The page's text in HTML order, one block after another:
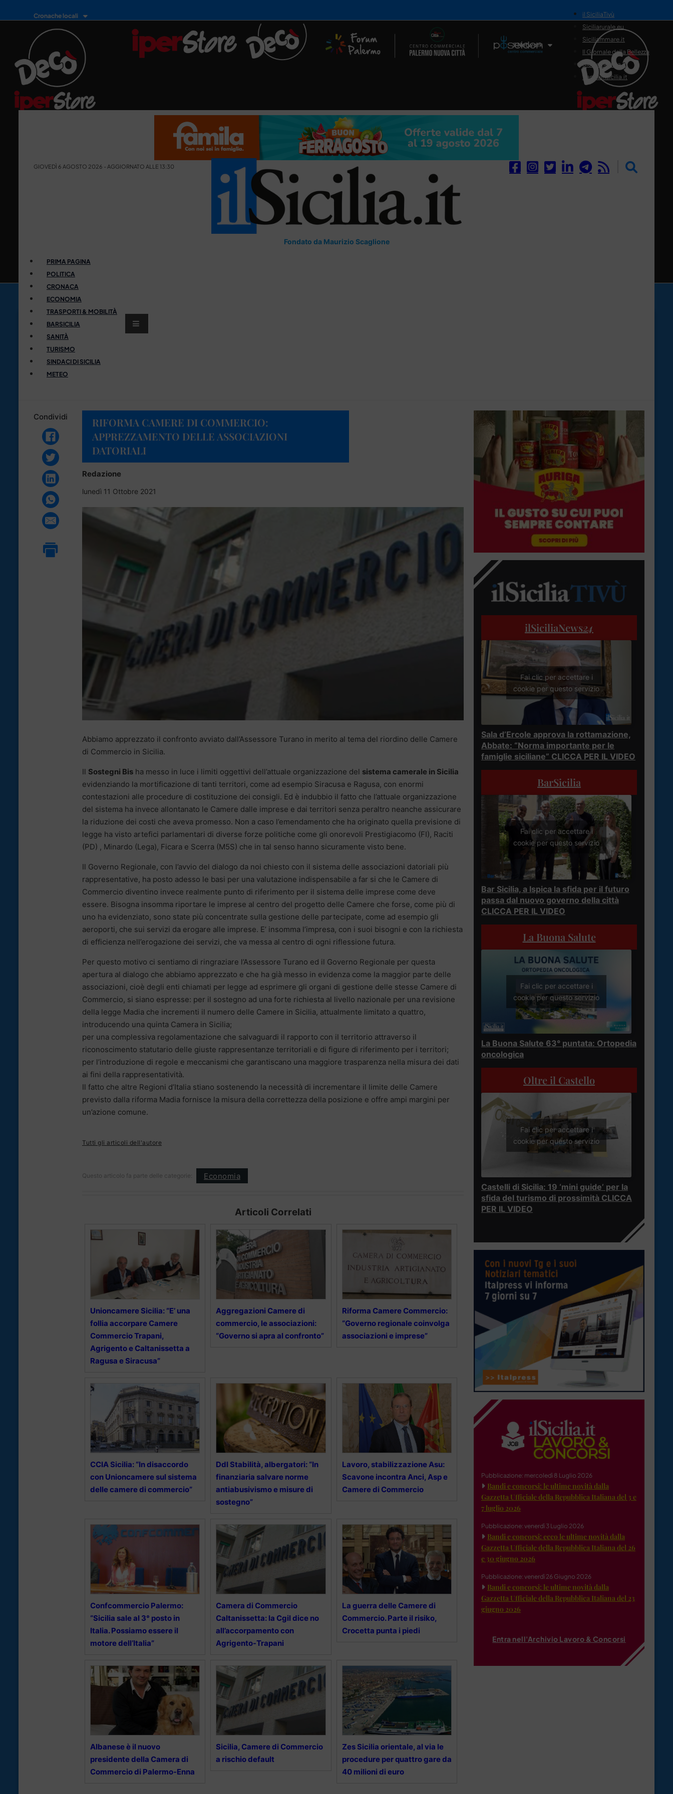
Cronache locali
Il Network
il SiciliaTivù
Siciliarurale.eu
Siciliammare.it
Il Giornale della Bellezza
Siciliamedica.it
Sanitainsicilia.it
GIOVEDÌ 6 AGOSTO 2026 - AGGIORNATO ALLE 13:30
Fondato da Maurizio Scaglione
PRIMA PAGINA
POLITICA
CRONACA
ECONOMIA
TRASPORTI & MOBILITÀ
BARSICILIA
SANITÀ
TURISMO
SINDACI DI SICILIA
METEO
Condividi
RIFORMA CAMERE DI COMMERCIO:
APPREZZAMENTO DELLE ASSOCIAZIONI
DATORIALI
Redazione
lunedì 11 Ottobre 2021
Abbiamo apprezzato il confronto avviato dall’Assessore Turano in merito al tema del riordino delle Camere
di Commercio in Sicilia.
Il Sostegni Bis ha messo in luce i limiti oggettivi dell’attuale organizzazione del sistema camerale in Sicilia
evidenziando la mortificazione di tanti territori, come ad esempio Siracusa e Ragusa, con enormi
contestazioni alle procedure di costituzione dei consigli. Ed è indubbio il fatto che l’attuale organizzazione
del sistema ha invece allontanato le Camere dalle imprese e dai territori senza peraltro neanche assicurare
la riduzione dei costi che aveva promesso. Non a caso l’emendamento che ha originato quella previsione di
legge ha visto artefici parlamentari di diverse forze politiche come gli onorevoli Prestigiacomo (FI), Raciti
(PD) , Minardo (Lega), Ficara e Scerra (M5S) che in tal senso hanno sicuramente visto bene.
Il Governo Regionale, con l’avvio del dialogo da noi chiesto con il sistema delle associazioni datoriali più
rappresentative, ha posto adesso le basi per una valutazione indispensabile a far si che le Camere di
Commercio diventino invece realmente punto di riferimento per il sistema delle imprese come deve
essere. Bisogna insomma riportare le imprese al centro del progetto delle Camere che forse, come più di
uno ha evidenziato, sono state più concentrate sulla gestione delle partecipate, come ad esempio gli
aeroporti, che sui servizi da erogare alle imprese. E’ insomma l’impresa, con i suoi bisogni e con la richiesta
di efficienza nell’erogazione dei servizi, che va messa al centro di ogni riflessione futura.
Per questo motivo ci sentiamo di ringraziare l’Assessore Turano ed il Governo Regionale per questa
apertura al dialogo che abbiamo apprezzato e che ha già messo in evidenza come la maggior parte delle
associazioni, cioè degli enti chiamati per legge ad esprimere gli organi di gestione delle stesse Camere di
Commercio, si siano espresse: per il sostegno ad una forte richiesta al livello nazionale per una revisione
della legge Madia che incrementi il numero delle Camere in Sicilia, attualmente limitato a quattro,
introducendo una quinta Camera in Sicilia;
per una complessiva regolamentazione che salvaguardi il rapporto con il territorio attraverso il
riconoscimento statutario delle giuste rappresentanze territoriali e di figure di riferimento per i territori;
per l’introduzione di regole e meccanismi che garantiscano una maggiore trasparenza nella misura dei dati
ai fini della rappresentatività.
Il fatto che altre Regioni d’Italia stiano sostenendo la necessità di incrementare il limite delle Camere
previsto dalla riforma Madia fornisce la misura della correttezza della posizione e offre ampi margini per
un’azione comune.
Tutti gli articoli dell'autore
Questo articolo fa parte delle categorie: Economia
Articoli Correlati
Unioncamere Sicilia: “E’ una
follia accorpare Camere
Commercio Trapani,
Agrigento e Caltanissetta a
Ragusa e Siracusa”
Aggregazioni Camere di
commercio, le associazioni:
“Governo si apra al confronto”
Riforma Camere Commercio:
“Governo regionale coinvolga
associazioni e imprese”
CCIA Sicilia: “In disaccordo
con Unioncamere sul sistema
delle camere di commercio”
Ddl Stabilità, albergatori: “In
finanziaria salvare norme
antiabusivismo e misure di
sostegno”
Lavoro, stabilizzazione Asu:
Scavone incontra Anci, Asp e
Camere di Commercio
Confcommercio Palermo:
“Sicilia sale al 3° posto in
Italia. Possiamo essere il
motore dell’Italia”
Camera di Commercio
Caltanissetta: la Cgil dice no
all’accorpamento con
Agrigento-Trapani
La guerra delle Camere di
Commercio. Parte il risiko,
Crocetta punta i piedi
Albanese è il nuovo
presidente della Camera di
Commercio di Palermo-Enna
Sicilia, Camere di Commercio
a rischio default
Zes Sicilia orientale, al via le
procedure per quattro gare da
40 milioni di euro
ilSiciliaNews24
Fai clic per accettare i
cookie per questo servizio
Sala d’Ercole approva la rottamazione,
Abbate: “Norma importante per le
famiglie siciliane” CLICCA PER IL VIDEO
BarSicilia
Fai clic per accettare i
cookie per questo servizio
Bar Sicilia, a Ispica la sfida per il futuro
passa dal nuovo governo della città
CLICCA PER IL VIDEO
La Buona Salute
Fai clic per accettare i
cookie per questo servizio
La Buona Salute 63° puntata: Ortopedia
oncologica
Oltre il Castello
Fai clic per accettare i
cookie per questo servizio
Castelli di Sicilia: 19 ‘mini guide’ per la
sfida del turismo di prossimità CLICCA
PER IL VIDEO
Pubblicazione: mercoledì 8 Luglio 2026
Bandi e concorsi: le ultime novità dalla
Gazzetta Ufficiale della Repubblica Italiana del 3 e
7 luglio 2026
Pubblicazione: venerdì 3 Luglio 2026
Bandi e concorsi: ecco le ultime novità dalla
Gazzetta Ufficiale della Repubblica Italiana del 26
e 30 giugno 2026
Pubblicazione: venerdì 26 Giugno 2026
Bandi e concorsi: le ultime novità dalla
Gazzetta Ufficiale della Repubblica Italiana del 23
giugno 2026
Entra nell'Archivio Lavoro & Concorsi